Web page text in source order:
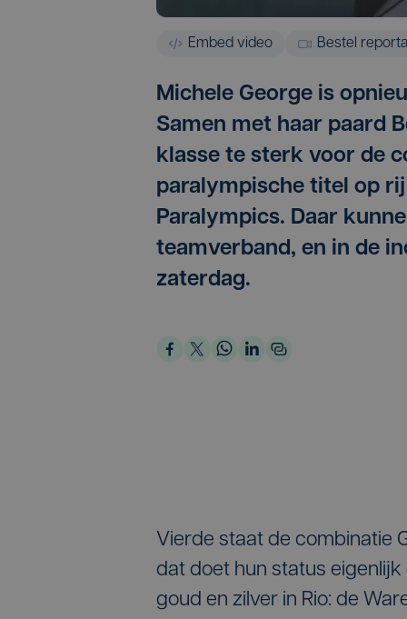
Embed video Bestel
Michele George is
Samen met haar paard
klasse te sterk voor de
paralympische titel op
Paralympics. Daar
teamverband, en in de
zaterdag.
Vierde staat de combinatie
dat doet hun status eigenlijk
goud en zilver in Rio: de